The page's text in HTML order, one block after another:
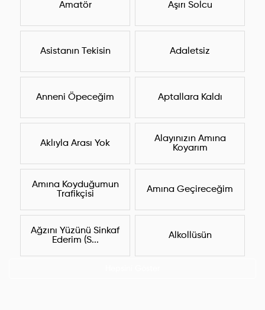
Amatör Aşırı Solcu
Asistanın Tekisin Adaletsiz
Anneni Öpeceğim Aptallara Kaldı
Aklıyla Arası Yok
Alayınızın Amına
Koyarım
Amına Koyduğumun
Trafikçisi
Amına Geçireceğim
Ağzını Yüzünü Sinkaf
Ederim (S...
Alkollüsün